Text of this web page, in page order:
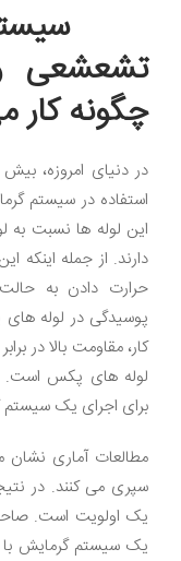
تشعشعی
چگونه کار
استفاده در سیستم
این لوله ها نسبت به
دارند. از جمله
حرارت دادن به
پوسیدگی در لوله
کار، مقاومت بالا در
لوله های پکس است.
برای اجرای یک
مطالعات آماری
سپری می کنند. در
یک اولویت است.
یک سیستم گرمایش با